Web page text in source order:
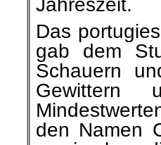
Das
gab dem
Schauern
Gewittern
den Namen
maximal um